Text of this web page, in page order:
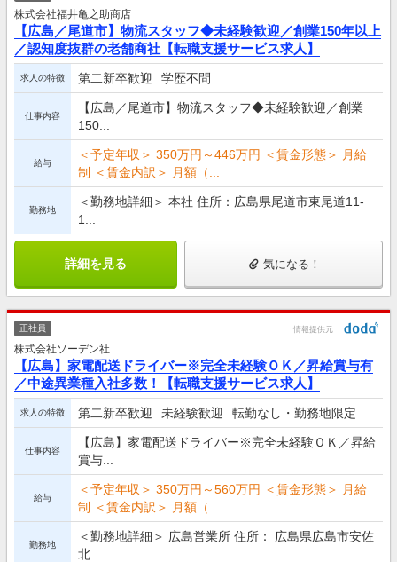
株式会社福井亀之助商店
【広島／尾道市】物流スタッフ◆未経験歓迎／創業150年以上
／認知度抜群の老舗商社【転職支援サービス求人】
求人の特徴 第二新卒歓迎 学歴不問
仕事内容
【広島／尾道市】物流スタッフ◆未経験歓迎／創業
150...
給与
＜予定年収＞ 350万円～446万円 ＜賃金形態＞ 月給
制 ＜賃金内訳＞ 月額（...
勤務地
＜勤務地詳細＞ 本社 住所：広島県尾道市東尾道11-
1...
詳細を見る 気になる！
正社員 情報提供元
株式会社ソーデン社
【広島】家電配送ドライバー※完全未経験ＯＫ／昇給賞与有
／中途異業種入社多数！【転職支援サービス求人】
求人の特徴 第二新卒歓迎 未経験歓迎 転勤なし・勤務地限定
仕事内容
【広島】家電配送ドライバー※完全未経験ＯＫ／昇給
賞与...
給与
＜予定年収＞ 350万円～560万円 ＜賃金形態＞ 月給
制 ＜賃金内訳＞ 月額（...
勤務地
＜勤務地詳細＞ 広島営業所 住所： 広島県広島市安佐
北...